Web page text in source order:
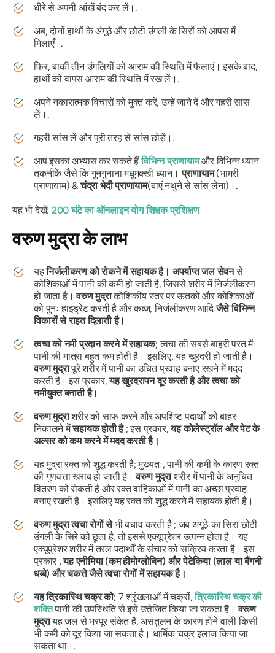
धीरे से अपनी आंखें बंद कर लें।.
अब, दोनों हाथों के अंगूठे और छोटी उंगली के सिरों को आपस में
मिलाएँ।.
फिर, बाकी तीन उंगलियों को आराम की स्थिति में फैलाएं। इसके बाद,
हाथों को वापस आराम की स्थिति में रख लें।.
अपने नकारात्मक विचारों को मुक्त करें, उन्हें जाने दें और गहरी सांस
लें।.
गहरी सांस लें और पूरी तरह से सांस छोड़ें।.
आप इसका अभ्यास कर सकते हैंविभिन्नप्राणायामऔर विभिन्न ध्यान
तकनीकें जैसे कि गुनगुनाना मधुमक्खी ध्यान।प्राणायाम(भामरी
प्राणायाम) &चंद्रा भेदीप्राणायाम(बाएं नथुने से सांस लेना)।.
यह भी देखें: 200 घंटे का ऑनलाइन योग शिक्षक प्रशिक्षण
वरुणमुद्राके लाभ
यहनिर्जलीकरण को रोकने में सहायक है। अपर्याप्त जल सेवनसे
कोशिकाओं में पानी की कमी हो जाती है, जिससे शरीर में निर्जलीकरण
हो जाता है।वरुणमुद्राकोशिकीय स्तर पर ऊतकों और कोशिकाओं
को पुनः हाइड्रेट करती है और कब्ज, निर्जलीकरण आदिजैसे विभिन्न
विकारों से राहत दिलाती है।
त्वचा को नमी प्रदान करने में सहायक; त्वचा की सबसे बाहरी परत में
पानी की मात्रा बहुत कम होती है। इसलिए, यह खुरदरी हो जाती है।
वरुणमुद्रापूरे शरीर में पानी का उचित प्रवाह बनाए रखने में मदद
करती है। इस प्रकार,यह खुरदरापन दूर करती है और त्वचा को
नमीयुक्त बनाती है।
वरुणमुद्राशरीर को साफ करने और अपशिष्ट पदार्थों को बाहर
निकालने मेंसहायक होती है; इस प्रकार,यह कोलेस्ट्रॉल और पेट के
अल्सर को कम करने में मदद करती है।
यहमुद्रारक्त को शुद्ध करती है; मुख्यतः, पानी की कमी के कारण रक्त
की गुणवत्ता खराब हो जाती है।वरुणमुद्राशरीर में पानी के अनुचित
वितरण को रोकती है और रक्त वाहिकाओं में पानी का अच्छा प्रवाह
बनाए रखती है। इसलिए यह रक्त को शुद्ध करने में सहायक होती है।
वरुणमुद्रात्वचा रोगों सेभी बचाव करती है ; जब अंगूठे का सिरा छोटी
उंगली के सिरे को छूता है, तो इससे एक्यूप्रेशर उत्पन्न होता है। यह
एक्यूप्रेशर शरीर में तरल पदार्थों के संचार को सक्रिय करता है। इस
प्रकार , यह एनीमिया (कम हीमोग्लोबिन) और पेटेकिया (लाल या बैंगनी
धब्बे) और चकत्ते जैसे त्वचा रोगों में सहायक है।
यहत्रिकास्थिचक्र को; 7 श्रृंखलाओं मेंचक्रों,त्रिकास्थिचक्रकी
शक्तिपानी की उपस्थिति से इसे उत्तेजित किया जा सकता है।वरूण
मुद्रायह जल से भरपूर संकेत है, असंतुलन के कारण होने वाली किसी
भी कमी को दूर किया जा सकता है। धार्मिकचक्रइलाज किया जा
सकता था।.